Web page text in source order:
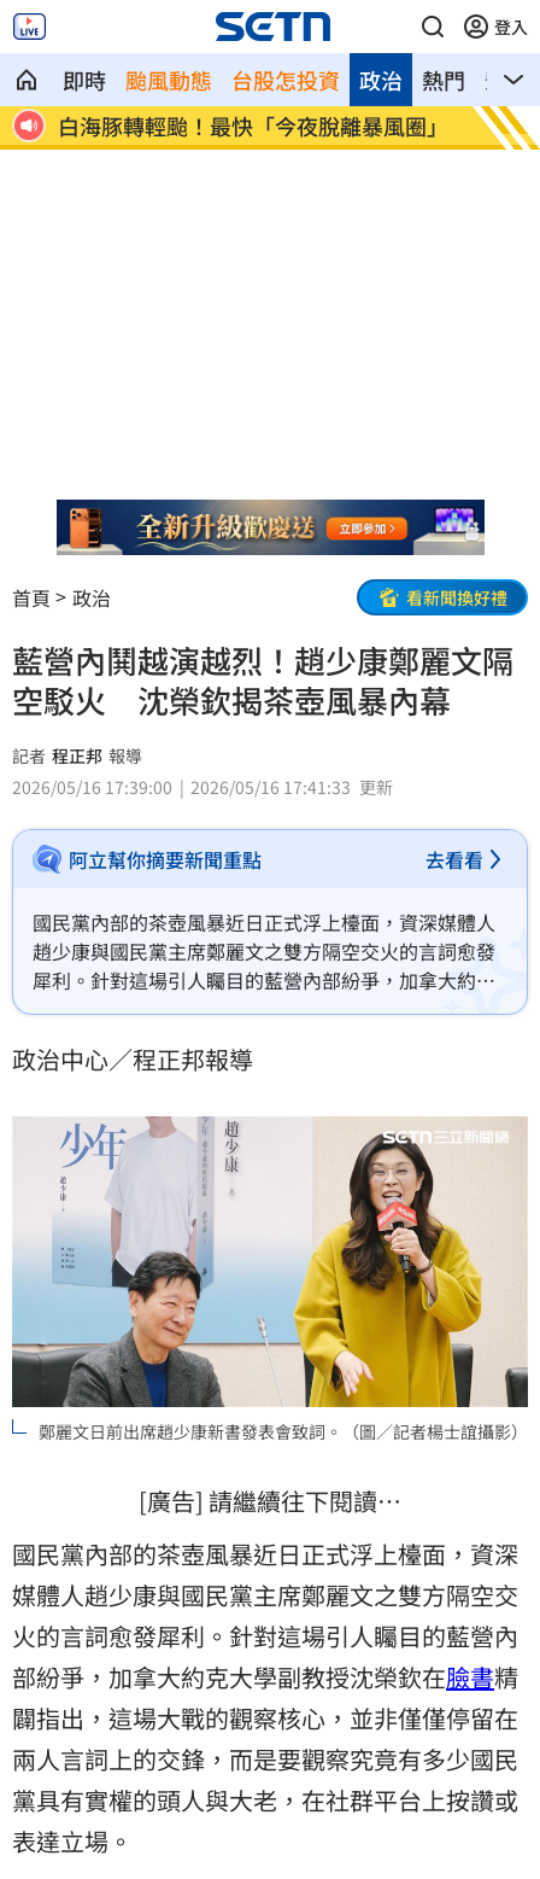
登入
即時 颱風動態 台股怎投資 熱門 影音
政治
白海豚轉輕颱！最快「今夜脫離暴風圈」
獨／
錢
首頁 政治 看新聞換好禮
藍營內鬨越演越烈！趙少康鄭麗文隔
空駁火 沈榮欽揭茶壺風暴內幕
記者 程正邦 報導
2026/05/16 17:39:00
2026/05/16 17:41:33 更新
阿立幫你摘要新聞重點 去看看
國民黨內部的茶壺風暴近日正式浮上檯面，資深媒體人
趙少康與國民黨主席鄭麗文之雙方隔空交火的言詞愈發
犀利。針對這場引人矚目的藍營內部紛爭，加拿大約克
大學副教授沈榮欽精闢指出，這場大戰的觀察核心，並
少國民黨具有實權的頭人與大老，在社群平台上按讚或
政治中心／程正邦報導
鄭麗文日前出席趙少康新書發表會致詞。（圖／記者楊士誼攝影）
[廣告] 請繼續往下閱讀…
國民黨內部的茶壺風暴近日正式浮上檯面，資深
媒體人趙少康與國民黨主席鄭麗文之雙方隔空交
火的言詞愈發犀利。針對這場引人矚目的藍營內
部紛爭，加拿大約克大學副教授沈榮欽在臉書精
闢指出，這場大戰的觀察核心，並非僅僅停留在
兩人言詞上的交鋒，而是要觀察究竟有多少國民
黨具有實權的頭人與大老，在社群平台上按讚或
表達立場。